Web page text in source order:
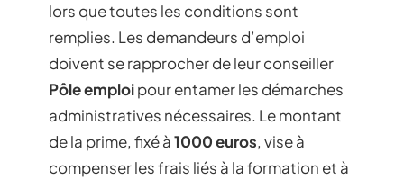
lors que toutes les conditions sont
remplies. Les demandeurs d’emploi
doivent se rapprocher de leur conseiller
Pôle emploipour entamer les démarches
administratives nécessaires. Le montant
de la prime, fixé à1000 euros, vise à
compenser les frais liés à la formation et à